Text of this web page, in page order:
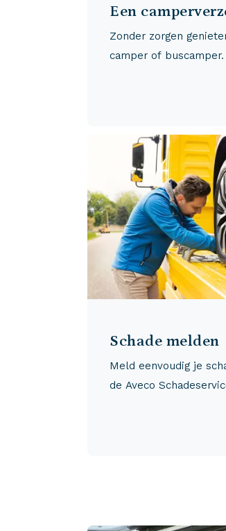
Een
Zonder zorgen
camper of buscamper.
Schade melden
Meld eenvoudig je
de Aveco